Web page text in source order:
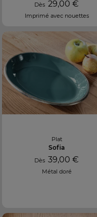
Dès29,00 €
Imprimé avec nouettes
Plat
Sofia
Dès39,00 €
Métal doré